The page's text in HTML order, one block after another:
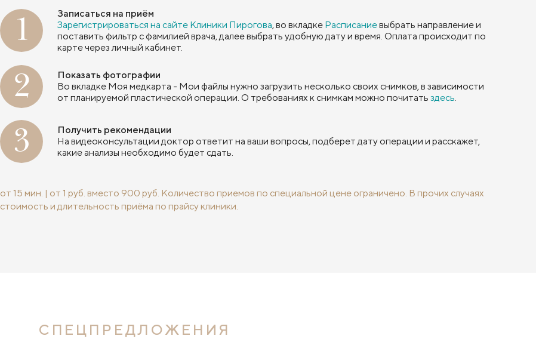
1
Записаться на приём
Зарегистрироваться на сайте Клиники Пирогова, во вкладке Расписаниевыбрать направление и
поставить фильтр с фамилией врача, далее выбрать удобную дату и время. Оплата происходит по
карте через личный кабинет.
2
Показать фотографии
Во вкладке Моя медкарта - Мои файлы нужно загрузить несколько своих снимков, в зависимости
от планируемой пластической операции. О требованиях к снимкам можно почитатьздесь.
3
Получить рекомендации
На видеоконсультации доктор ответит на ваши вопросы, подберет дату операции и расскажет,
какие анализы необходимо будет сдать.
от 15 мин. | от 1 руб. вместо 900 руб. Количество приемов по специальной цене ограничено. В прочих случаях
стоимость и длительность приёма по прайсу клиники.
СПЕЦПРЕДЛОЖЕНИЯ